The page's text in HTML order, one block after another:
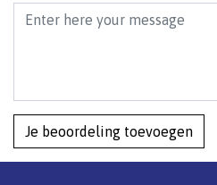
Je beoordeling toevoegen